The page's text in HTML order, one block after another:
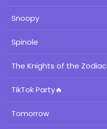
Snoopy
Spinole
The Knights of the Zodiac
TikTok Party🔥
Tomorrow